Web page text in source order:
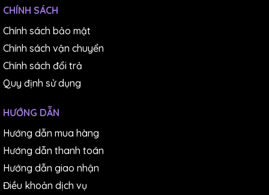
CHÍNH SÁCH
Chính sách bảo mật
Chính sách vận chuyển
Chính sách đổi trả
Quy định sử dụng
HƯỚNG DẪN
Hướng dẫn mua hàng
Hướng dẫn thanh toán
Hướng dẫn giao nhận
Điều khoản dịch vụ